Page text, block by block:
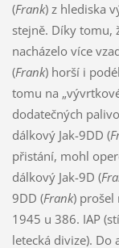
(Frank) z hlediska
stejně. Díky tomu,
nacházelo více
(Frank) horší i
tomu na
dodatečných
dálkový Jak-9DD (
přistání, mohl
dálkový Jak-9D (
9DD (Frank) prošel
1945 u 386. IAP
letecká divize). Do